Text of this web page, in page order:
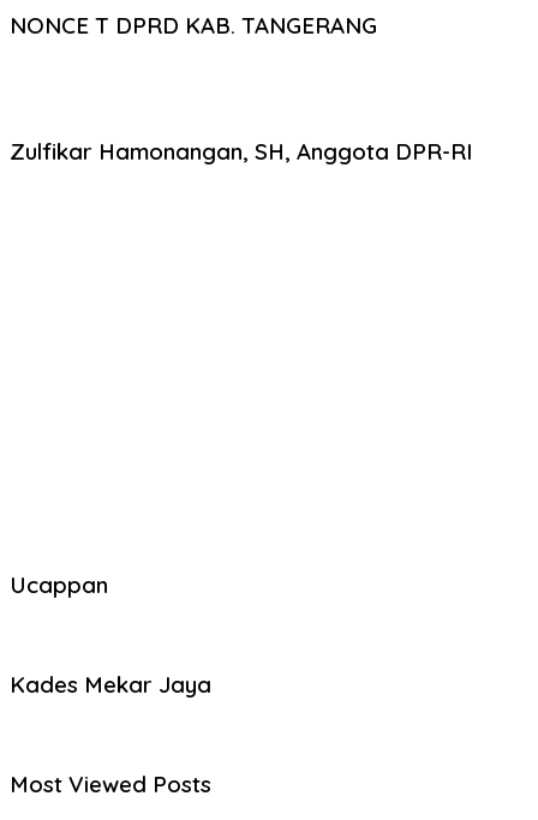
NONCE T DPRD KAB. TANGERANG
Zulfikar Hamonangan, SH, Anggota DPR-RI
Ucappan
Kades Mekar Jaya
Most Viewed Posts